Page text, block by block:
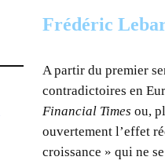
Frédéric
A partir du premier
contradictoires en
Financial Times ou,
ouvertement l’effet
croissance » qui ne